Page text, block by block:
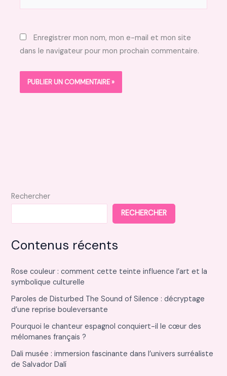
Enregistrer mon nom, mon e-mail et mon site
dans le navigateur pour mon prochain commentaire.
Rechercher
RECHERCHER
Contenus récents
Rose couleur : comment cette teinte influence l’art et la
symbolique culturelle
Paroles de Disturbed The Sound of Silence : décryptage
d’une reprise bouleversante
Pourquoi le chanteur espagnol conquiert-il le cœur des
mélomanes français ?
Dali musée : immersion fascinante dans l’univers surréaliste
de Salvador Dalí